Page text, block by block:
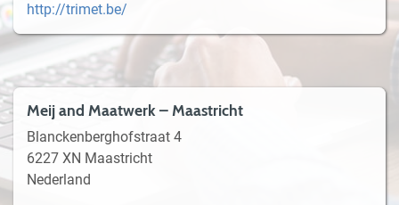
http://trimet.be/
Meij and Maatwerk – Maastricht
Blanckenberghofstraat 4
6227 XN Maastricht
Nederland